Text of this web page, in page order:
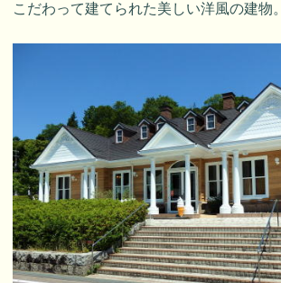
こだわって建てられた美しい洋風の建物。